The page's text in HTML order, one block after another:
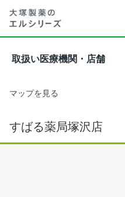
取扱い医療機関・店舗
マップを見る
すばる薬局塚沢店